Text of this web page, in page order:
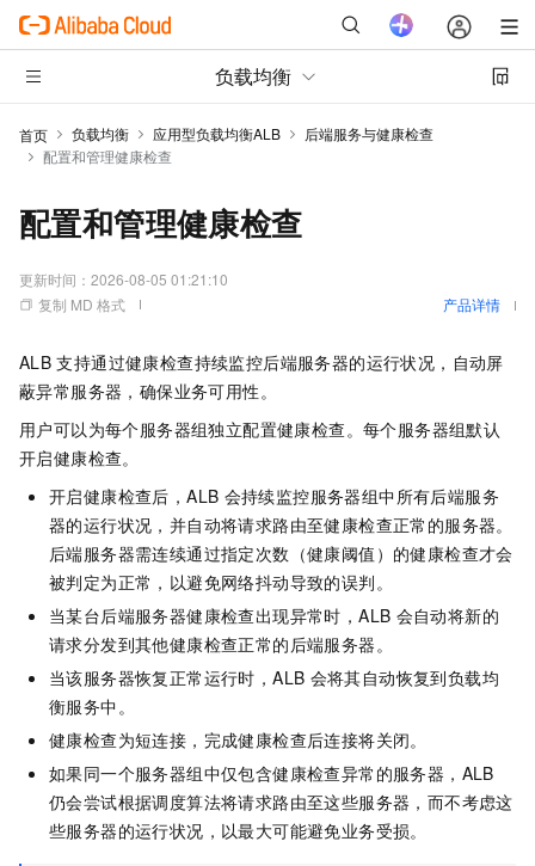
负载均衡
首页 负载均衡 应用型负载均衡ALB
后端服务与健康检查
配置和管理健康检查
配置和管理健康检查
更新时间： 2026-08-05 01:21:10
复制 MD 格式
产品详情
ALB 支持通过健康检查持续监控后端服务器的运行状况，自动屏
蔽异常服务器，确保业务可用性。
用户可以为每个服务器组独立配置健康检查。每个服务器组默认
开启健康检查。
开启健康检查后，ALB 会持续监控服务器组中所有后端服务
器的运行状况，并自动将请求路由至健康检查正常的服务器。
后端服务器需连续通过指定次数（健康阈值）的健康检查才会
被判定为正常，以避免网络抖动导致的误判。
当某台后端服务器健康检查出现异常时，ALB 会自动将新的
请求分发到其他健康检查正常的后端服务器。
当该服务器恢复正常运行时，ALB 会将其自动恢复到负载均
衡服务中。
健康检查为短连接，完成健康检查后连接将关闭。
如果同一个服务器组中仅包含健康检查异常的服务器，ALB
仍会尝试根据调度算法将请求路由至这些服务器，而不考虑这
些服务器的运行状况，以最大可能避免业务受损。